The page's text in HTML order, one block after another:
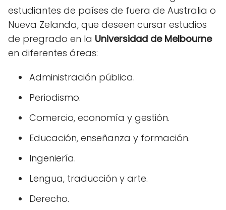
estudiantes de países de fuera de Australia o
Nueva Zelanda, que deseen cursar estudios
de pregrado en la Universidad de Melbourne
en diferentes áreas:
Administración pública.
Periodismo.
Comercio, economía y gestión.
Educación, enseñanza y formación.
Ingeniería.
Lengua, traducción y arte.
Derecho.